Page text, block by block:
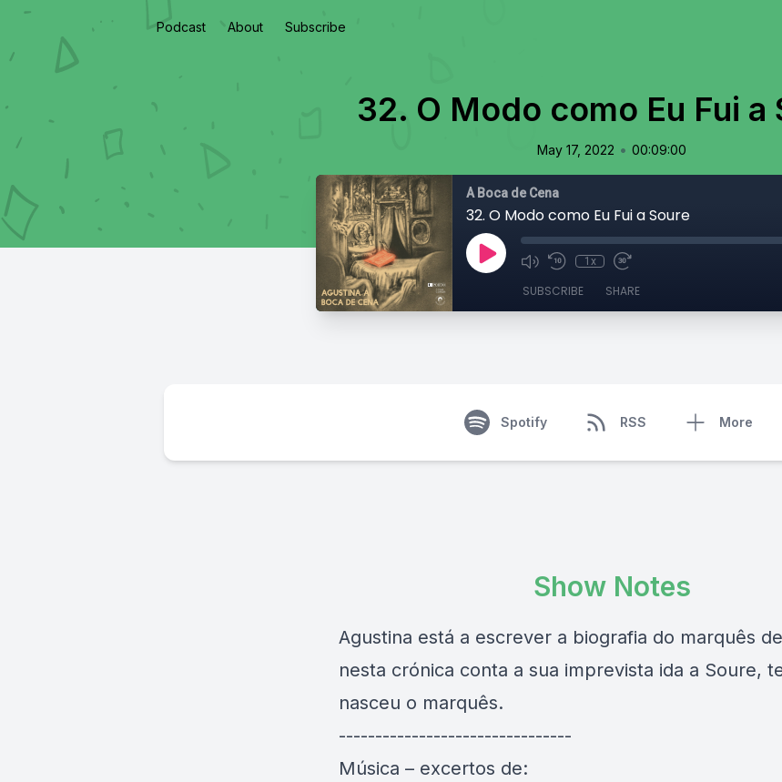
Podcast About Subscribe
32. O Modo como Eu Fui a
May 17, 2022 • 00:09:00
À Boca de Cena
32. O Modo como Eu Fui a Soure
1x
SUBSCRIBE SHARE
Spotify RSS More
Show Notes
Agustina está a escrever a biografia do marquês
nesta crónica conta a sua imprevista ida a Soure,
nasceu o marquês.
--------------------------------
Música – excertos de: